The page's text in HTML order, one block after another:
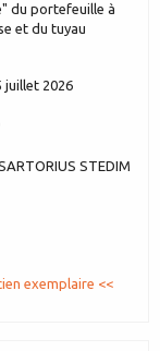
du portefeuille à
et du tuyau
juillet 2026
STEDIM
exemplaire <<